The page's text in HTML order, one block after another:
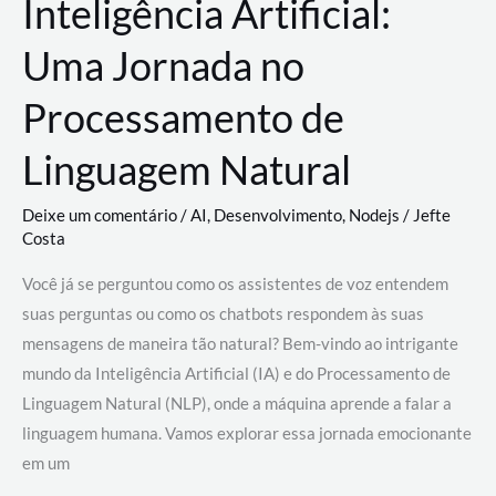
Inteligência Artificial:
Uma Jornada no
Processamento de
Linguagem Natural
Deixe um comentário/AI, Desenvolvimento, Nodejs / Jefte
Costa
Você já se perguntou como os assistentes de voz entendem
suas perguntas ou como os chatbots respondem às suas
mensagens de maneira tão natural? Bem-vindo ao intrigante
mundo da Inteligência Artificial (IA) e do Processamento de
Linguagem Natural (NLP), onde a máquina aprende a falar a
linguagem humana. Vamos explorar essa jornada emocionante
em um